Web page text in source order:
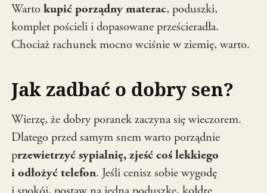
Wartokupić porządny materac, poduszki,
komplet pościeli i dopasowane prześcieradła.
Chociaż rachunek mocno wciśnie w ziemię, warto.
Jak zadbać o dobry sen?
Wierzę, że dobry poranek zaczyna się wieczorem.
Dlatego przed samym snem warto porządnie
przewietrzyć sypialnię, zjeść coś lekkiego
i odłożyć telefon. Jeśli cenisz sobie wygodę